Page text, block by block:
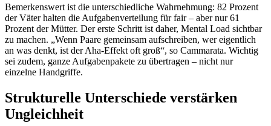
Bemerkenswert ist die unterschiedliche Wahrnehmung: 82 Prozent
der Väter halten die Aufgabenverteilung für fair – aber nur 61
Prozent der Mütter. Der erste Schritt ist daher, Mental Load sichtbar
zu machen. „Wenn Paare gemeinsam aufschreiben, wer eigentlich
an was denkt, ist der Aha-Effekt oft groß“, so Cammarata. Wichtig
sei zudem, ganze Aufgabenpakete zu übertragen – nicht nur
einzelne Handgriffe.
Strukturelle Unterschiede verstärken
Ungleichheit